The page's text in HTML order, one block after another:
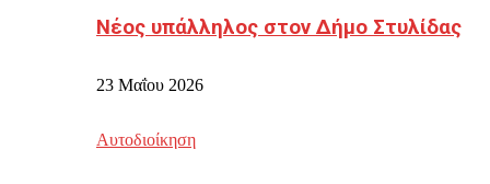
Νέος υπάλληλος στον Δήμο Στυλίδας
23 Μαΐου 2026
Αυτοδιοίκηση